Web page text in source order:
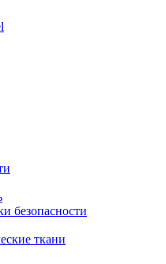
безопасности
ткани